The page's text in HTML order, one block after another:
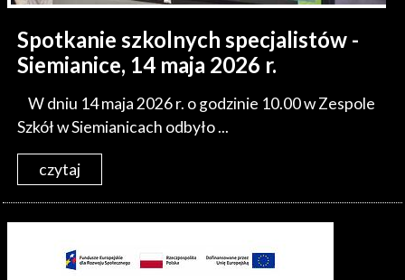
Spotkanie szkolnych specjalistów -
Siemianice, 14 maja 2026 r.
W dniu 14 maja 2026 r. o godzinie 10.00 w Zespole
Szkół w Siemianicach odbyło ...
czytaj